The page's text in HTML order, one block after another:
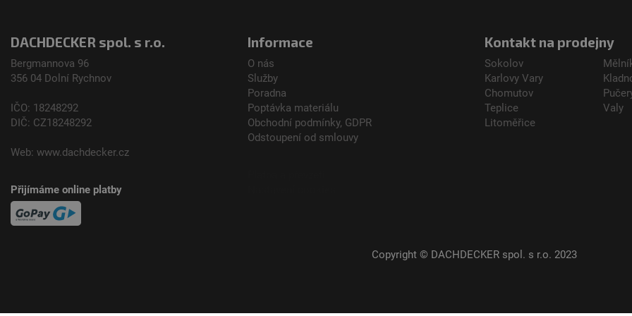
DACHDECKER spol. s r.o.
Bergmannova 96
356 04 Dolní­ Rychnov
IČO: 18248292
DIČ: CZ18248292
Web: www.dachdecker.cz
Přijímáme online platby
Informace
O nás
Služby
Poradna
Poptávka materiálu
Obchodní podmínky, GDPR
Odstoupení od smlouvy
Kontakt na prodejny
Sokolov
Karlovy Vary
Chomutov
Teplice
Litoměřice
Valy
Copyright © DACHDECKER spol. s r.o. 2023